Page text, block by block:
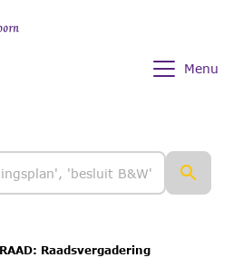
Menu
RAAD: Raadsvergadering